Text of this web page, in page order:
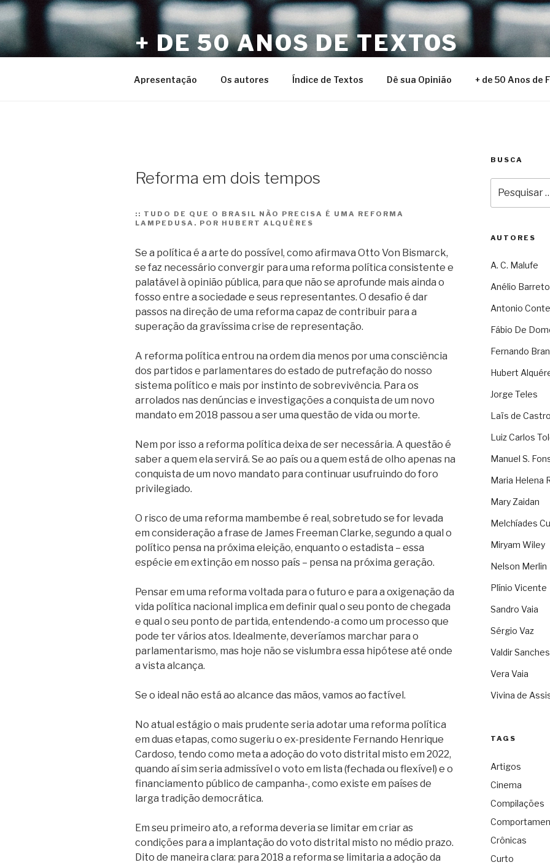
Pular
para
o
conteúdo
+ DE 50 ANOS DE TEXTOS
Apresentação Os autores Índice de Textos Dê sua Opinião + de 50 Anos de
Reforma em dois tempos
:: TUDO DE QUE O BRASIL NÃO PRECISA É UMA REFORMA
LAMPEDUSA. POR HUBERT ALQUÉRES
Se a política é a arte do possível, como afirmava Otto Von Bismarck,
se faz necessário convergir para uma reforma política consistente e
palatável à opinião pública, para que não se aprofunde mais ainda o
fosso entre a sociedade e seus representantes. O desafio é dar
passos na direção de uma reforma capaz de contribuir para a
superação da gravíssima crise de representação.
A reforma política entrou na ordem dia menos por uma consciência
dos partidos e parlamentares do estado de putrefação do nosso
sistema político e mais por instinto de sobrevivência. Para os
arrolados nas denúncias e investigações a conquista de um novo
mandato em 2018 passou a ser uma questão de vida ou morte.
Nem por isso a reforma política deixa de ser necessária. A questão é
saber a quem ela servirá. Se ao país ou a quem está de olho apenas na
conquista de um novo mandato para continuar usufruindo do foro
privilegiado.
O risco de uma reforma mambembe é real, sobretudo se for levada
em consideração a frase de James Freeman Clarke, segundo a qual o
político pensa na próxima eleição, enquanto o estadista – essa
espécie em extinção em nosso país – pensa na próxima geração.
Pensar em uma reforma voltada para o futuro e para a oxigenação da
vida política nacional implica em definir qual o seu ponto de chegada
e qual o seu ponto de partida, entendendo-a como um processo que
pode ter vários atos. Idealmente, deveríamos marchar para o
parlamentarismo, mas hoje não se vislumbra essa hipótese até onde
a vista alcança.
Se o ideal não está ao alcance das mãos, vamos ao factível.
No atual estágio o mais prudente seria adotar uma reforma política
em duas etapas, como sugeriu o ex-presidente Fernando Henrique
Cardoso, tendo como meta a adoção do voto distrital misto em 2022,
quando aí sim seria admissível o voto em lista (fechada ou flexível) e o
financiamento público de campanha-, como existe em países de
larga tradição democrática.
Em seu primeiro ato, a reforma deveria se limitar em criar as
condições para a implantação do voto distrital misto no médio prazo.
Dito de maneira clara: para 2018 a reforma se limitaria a adoção da
BUSCA
por:
AUTORES
A. C. Malufe
Anélio Barreto
Antonio
Fábio De
Fernando
Hubert
Jorge Teles
Laïs de Castro
Luiz Carlos
Manuel S.
Maria Helena
Mary Zaidan
Melchíades
Miryam Wiley
Nelson Merlin
Plínio Vicente
Sandro Vaia
Sérgio Vaz
Valdir Sanches
Vera Vaia
Vivina de
TAGS
Artigos
Cinema
Compilações
Crônicas
Curto